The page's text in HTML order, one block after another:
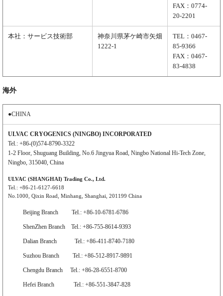
FAX：0774-
20-2201
本社：サービス技術部
神奈川県茅ケ崎市矢畑
1222-1
TEL：0467-
85-9366
FAX：0467-
83-4838
海外
●CHINA
ULVAC CRYOGENICS (NINGBO) INCORPORATED
Tel.: +86-(0)574-8790-3322
1-2 Floor, Shuguang Building, No.6 Jingyua Road, Ningbo National Hi-Tech Zone,
Ningbo, 315040, China
ULVAC (SHANGHAI) Trading Co., Ltd.
Tel.: +86-21-6127-6618
No.1000, Qixin Road, Minhang, Shanghai, 201199 China
Beijing Branch Tel.: +86-10-6781-6786
ShenZhen Branch Tel.: +86-755-8614-9393
Dalian Branch Tel.: +86-411-8740-7180
Suzhou Branch Tel.: +86-512-8917-9891
Chengdu Branch Tel.: +86-28-6551-8700
Hefei Branch Tel.: +86-551-3847-828